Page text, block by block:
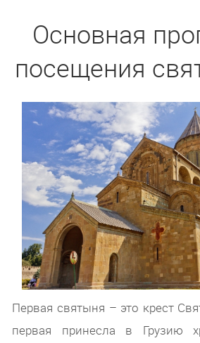
Основная
посещения
Первая святыня – это крест
первая принесла в Грузию